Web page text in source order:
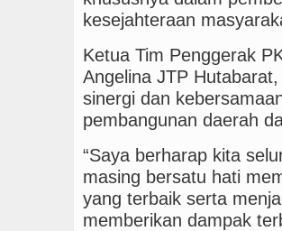
kesejahteraan
Ketua Tim Penggerak
Angelina JTP
sinergi dan
pembangunan daerah
“Saya berharap kita
masing bersatu hati
yang terbaik serta
memberikan dampak